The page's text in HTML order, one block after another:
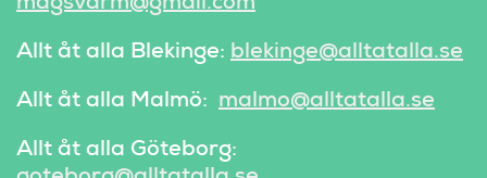
Allt åt alla Blekinge: blekinge@alltatalla.se
Allt åt alla Malmö: malmo@alltatalla.se
Allt åt alla Göteborg: